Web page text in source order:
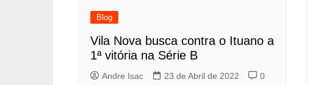
Blog
Vila Nova busca contra o Ituano a
1ª vitória na Série B
Andre Isac 23 de Abril de 2022 0